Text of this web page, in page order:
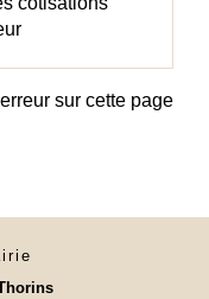
sur cette page